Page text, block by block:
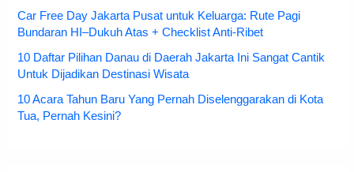
Car Free Day Jakarta Pusat untuk Keluarga: Rute Pagi
Bundaran HI–Dukuh Atas + Checklist Anti-Ribet
10 Daftar Pilihan Danau di Daerah Jakarta Ini Sangat Cantik
Untuk Dijadikan Destinasi Wisata
10 Acara Tahun Baru Yang Pernah Diselenggarakan di Kota
Tua, Pernah Kesini?